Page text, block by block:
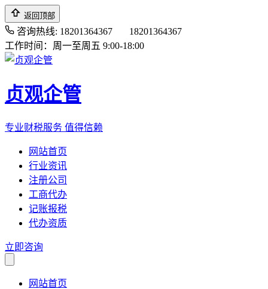
返回顶部
咨询热线: 18201364367
18201364367
工作时间：周一至周五 9:00-18:00
贞观企管
专业财税服务 值得信赖
网站首页
行业资讯
注册公司
工商代办
记账报税
代办资质
立即咨询
网站首页